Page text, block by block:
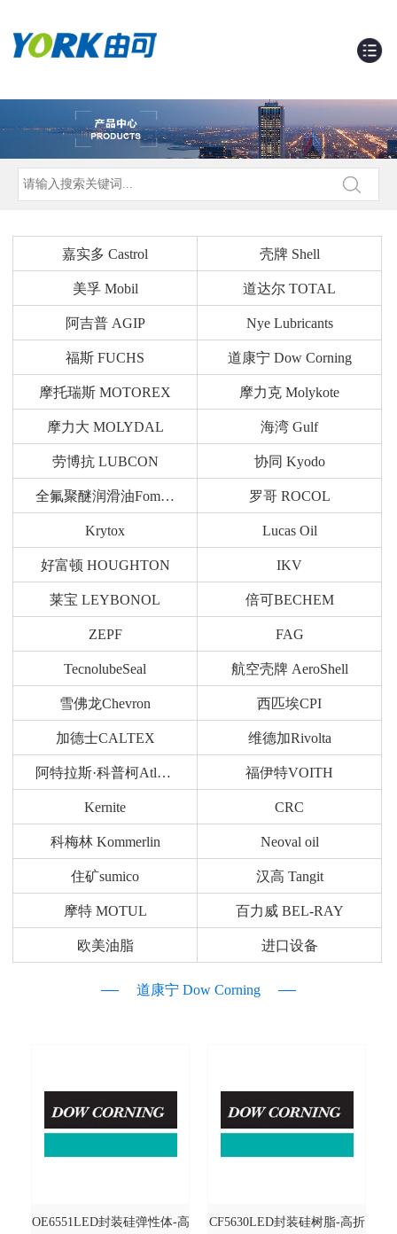
嘉实多 Castrol 壳牌 Shell
美孚 Mobil 道达尔 TOTAL
阿吉普 AGIP Nye Lubricants
福斯 FUCHS 道康宁 Dow Corning
摩托瑞斯 MOTOREX 摩力克 Molykote
摩力大 MOLYDAL 海湾 Gulf
劳博抗 LUBCON 协同 Kyodo
全氟聚醚润滑油Fomblin 罗哥 ROCOL
Krytox Lucas Oil
好富顿 HOUGHTON IKV
莱宝 LEYBONOL 倍可BECHEM
ZEPF FAG
TecnolubeSeal 航空壳牌 AeroShell
雪佛龙Chevron 西匹埃CPI
加德士CALTEX 维德加Rivolta
阿特拉斯·科普柯Atlas Copco 福伊特VOITH
Kernite CRC
科梅林 Kommerlin Neoval oil
住矿sumico 汉高 Tangit
摩特 MOTUL 百力威 BEL-RAY
欧美油脂 进口设备
道康宁 Dow Corning
OE6551LED封装硅弹性体-高 CF5630LED封装硅树脂-高折